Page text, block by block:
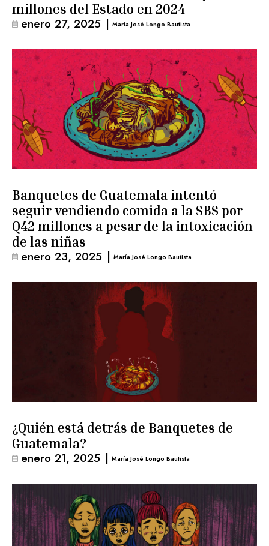
millones del Estado en 2024
enero 27, 2025 | María José Longo Bautista
Banquetes de Guatemala intentó
seguir vendiendo comida a la SBS por
Q42 millones a pesar de la intoxicación
de las niñas
enero 23, 2025 | María José Longo Bautista
¿Quién está detrás de Banquetes de
Guatemala?
enero 21, 2025 | María José Longo Bautista